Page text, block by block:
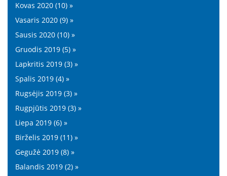
Kovas 2020 (10) »
Vasaris 2020 (9) »
Sausis 2020 (10) »
Gruodis 2019 (5) »
Lapkritis 2019 (3) »
Spalis 2019 (4) »
Rugsėjis 2019 (3) »
Rugpjūtis 2019 (3) »
Liepa 2019 (6) »
Birželis 2019 (11) »
Gegužė 2019 (8) »
Balandis 2019 (2) »